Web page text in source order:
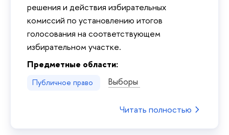
решения и действия избирательных
комиссий по установлению итогов
голосования на соответствующем
избирательном участке.
Предметные области:
Публичное право Выборы
Читать полностью